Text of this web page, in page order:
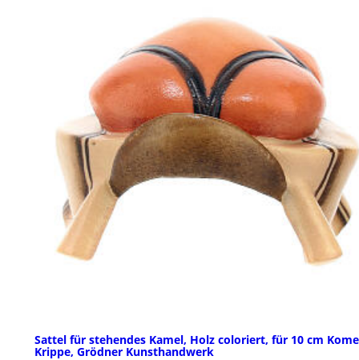
Sattel für stehendes Kamel, Holz coloriert, für 10 cm
Krippe, Grödner Kunsthandwerk